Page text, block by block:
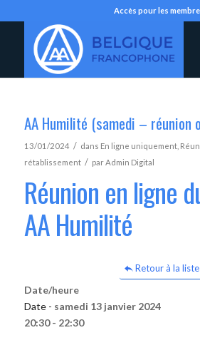
Accès pour les
AA Humilité (samedi – réunion
13/01/2024 / dans En ligne uniquement,
rétablissement / parAdmin Digital
Réunion en ligne
AA Humilité
Retour à la
Date/heure
Date - samedi 13 janvier 2024
20:30 - 22:30